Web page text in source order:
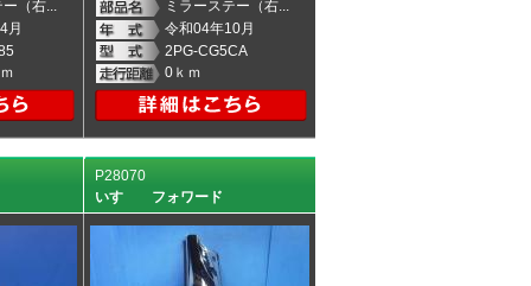
（右...
月
ミラーステー（右...
令和04年10月
2PG-CG5CA
0ｋｍ
P28070
いすゞ フォワード